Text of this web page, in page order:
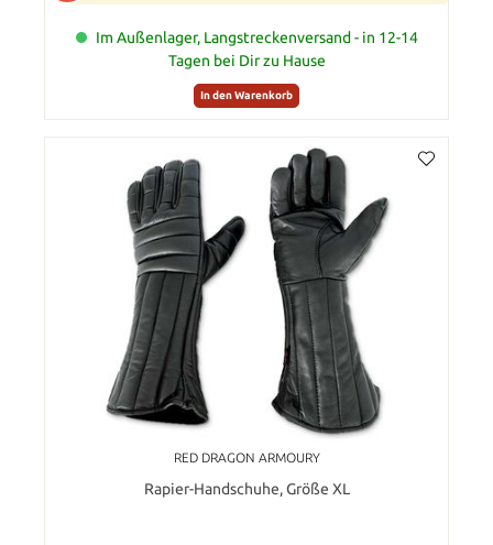
Im Außenlager, Langstreckenversand - in 12-14
Tagen bei Dir zu Hause
In den Warenkorb
RED DRAGON ARMOURY
Rapier-Handschuhe, Größe XL